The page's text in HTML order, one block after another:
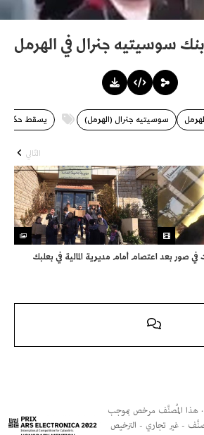
سوسيتيه جنرال في الهرمل
سوسيتيه جنرال (الهرمل) يسقط حكم
في صور بعد
التّالي
اعتصام أمام مديرية المالية في بعلبك
الساحة · هذا المُصنَّف مرخص بموجب
- غير تجاري - الترخيص